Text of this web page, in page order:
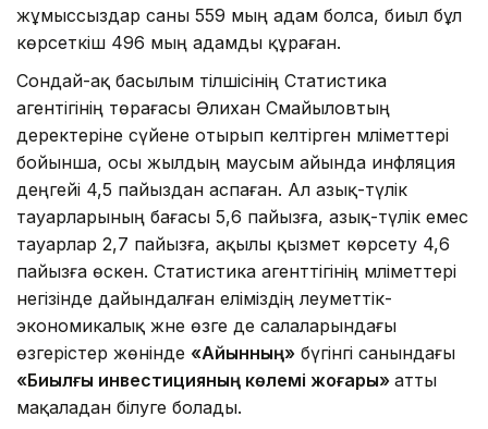
жұмыссыздар саны 559 мың адам болса, биыл бұл
көрсеткіш 496 мың адамды құраған.
Сондай-ақ басылым тілшісінің Статистика
агентігінің төрағасы Әлихан Смайыловтың
деректеріне сүйене отырып келтірген мәліметтері
бойынша, осы жылдың маусым айында инфляция
деңгейі 4,5 пайыздан аспаған. Ал азық-түлік
тауарларының бағасы 5,6 пайызға, азық-түлік емес
тауарлар 2,7 пайызға, ақылы қызмет көрсету 4,6
пайызға өскен. Статистика агенттігінің мәліметтері
негізінде дайындалған еліміздің әлеуметтік-
экономикалық және өзге де салаларындағы
өзгерістер жөнінде «Айқынның» бүгінгі санындағы
«Биылғы инвестицияның көлемі жоғары» атты
мақаладан білуге болады.